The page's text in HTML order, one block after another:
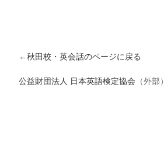
←秋田校・英会話のページに戻る
公益財団法人 日本英語検定協会 （外部）